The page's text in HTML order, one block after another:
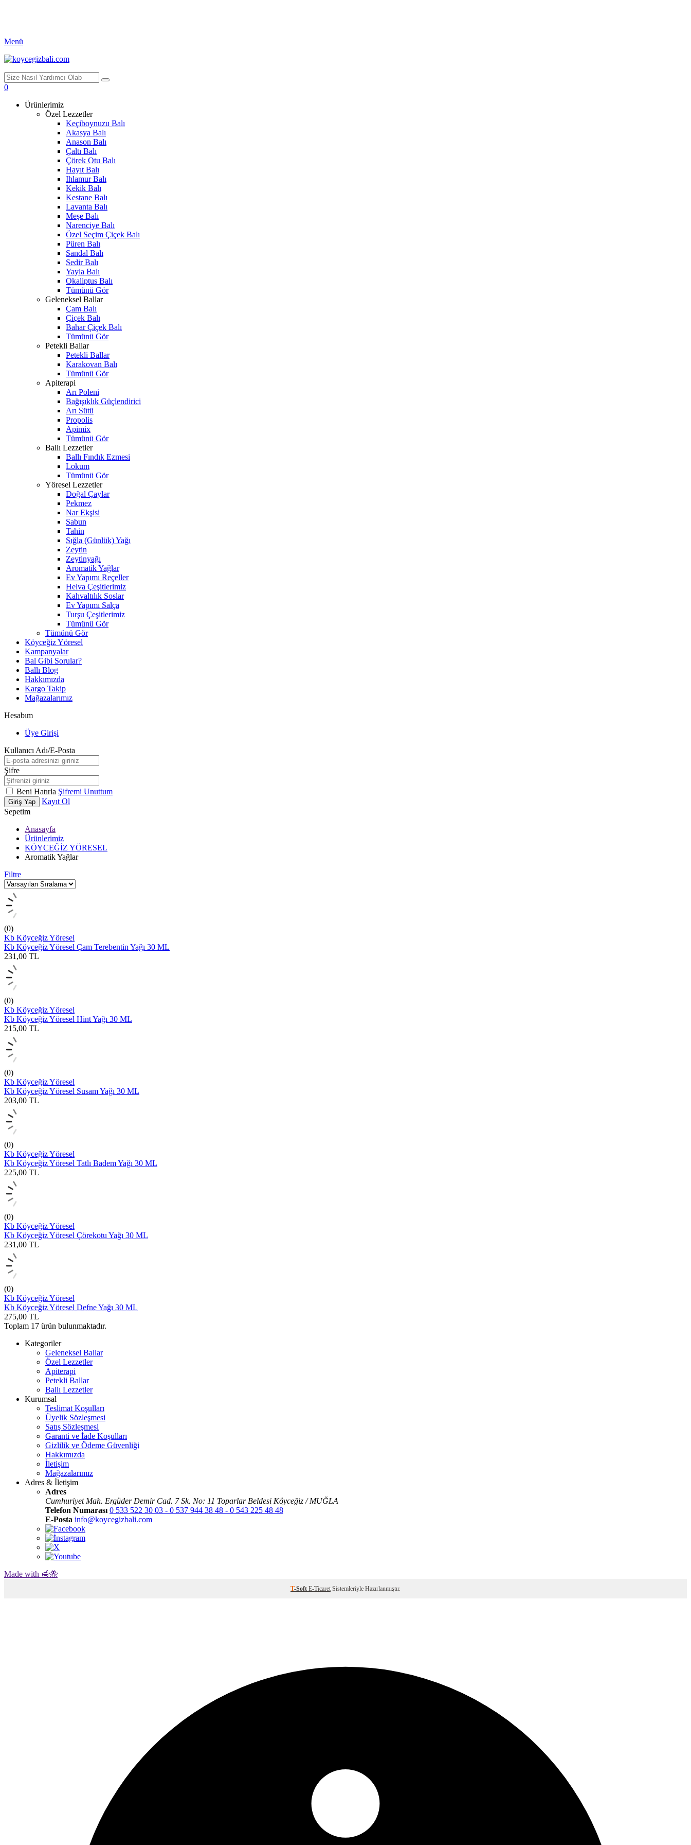
Menü
0
Ürünlerimiz
Özel Lezzetler
Keçiboynuzu Balı
Akasya Balı
Anason Balı
Çaltı Balı
Çörek Otu Balı
Hayıt Balı
Ihlamur Balı
Kekik Balı
Kestane Balı
Lavanta Balı
Meşe Balı
Narenciye Balı
Özel Seçim Çiçek Balı
Püren Balı
Sandal Balı
Sedir Balı
Yayla Balı
Okaliptus Balı
Tümünü Gör
Geleneksel Ballar
Çam Balı
Çiçek Balı
Bahar Çiçek Balı
Tümünü Gör
Petekli Ballar
Petekli Ballar
Karakovan Balı
Tümünü Gör
Apiterapi
Arı Poleni
Bağışıklık Güçlendirici
Arı Sütü
Propolis
Apimix
Tümünü Gör
Ballı Lezzetler
Ballı Fındık Ezmesi
Lokum
Tümünü Gör
Yöresel Lezzetler
Doğal Çaylar
Pekmez
Nar Ekşisi
Sabun
Tahin
Sığla (Günlük) Yağı
Zeytin
Zeytinyağı
Aromatik Yağlar
Ev Yapımı Reçeller
Helva Çeşitlerimiz
Kahvaltılık Soslar
Ev Yapımı Salça
Turşu Çeşitlerimiz
Tümünü Gör
Tümünü Gör
Köyceğiz Yöresel
Kampanyalar
Bal Gibi Sorular?
Ballı Blog
Hakkımızda
Kargo Takip
Mağazalarımız
Hesabım
Üye Girişi
Kullanıcı Adı/E-Posta
Şifre
Beni Hatırla Şifremi Unuttum
Giriş Yap
Kayıt Ol
Sepetim
Anasayfa
Ürünlerimiz
KÖYCEĞİZ YÖRESEL
Aromatik Yağlar
Filtre
(0)
Kb Köyceğiz Yöresel
Kb Köyceğiz Yöresel Çam Terebentin Yağı 30 ML
231,00 TL
(0)
Kb Köyceğiz Yöresel
Kb Köyceğiz Yöresel Hint Yağı 30 ML
215,00 TL
(0)
Kb Köyceğiz Yöresel
Kb Köyceğiz Yöresel Susam Yağı 30 ML
203,00 TL
(0)
Kb Köyceğiz Yöresel
Kb Köyceğiz Yöresel Tatlı Badem Yağı 30 ML
225,00 TL
(0)
Kb Köyceğiz Yöresel
Kb Köyceğiz Yöresel Çörekotu Yağı 30 ML
231,00 TL
(0)
Kb Köyceğiz Yöresel
Kb Köyceğiz Yöresel Defne Yağı 30 ML
275,00 TL
Toplam 17 ürün bulunmaktadır.
Kategoriler
Geleneksel Ballar
Özel Lezzetler
Apiterapi
Petekli Ballar
Ballı Lezzetler
Kurumsal
Teslimat Koşulları
Üyelik Sözleşmesi
Satış Sözleşmesi
Garanti ve İade Koşulları
Gizlilik ve Ödeme Güvenliği
Hakkımızda
İletişim
Mağazalarımız
Adres & İletişim
Adres
Cumhuriyet Mah. Ergüder Demir Cad. 7 Sk. No: 11 Toparlar Beldesi Köyceğiz / MUĞLA
Telefon Numarası 0 533 522 30 03 - 0 537 944 38 48 - 0 543 225 48 48
E-Posta info@koycegizbali.com
Made with 🍯🐝
T-Soft E-Ticaret Sistemleriyle Hazırlanmıştır.